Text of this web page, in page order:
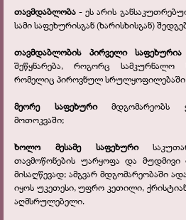
თავმდაბლობა - ეს არის
სამი საფეხურისგან (ხარისხისგან)
თავმდაბლობის პირველი საფეხურია
შეწყნარება, როგორც სამკურნალო
რომელიც პიროვნულ სრულყოფილებაში
მეორე საფეხურიმდგომარეობს
მოთოკვაში;
ხოლო მესამე საფეხური
თავმოწონების უარყოფა და
მისაღწევად; ამგვარ მდგომარეობაში
იყოს უკეთესი, უფრო კეთილი,
აღმსრულებელი.